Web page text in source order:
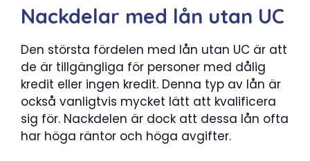
Nackdelar med lån utan UC
Den största fördelen med lån utan UC är att
de är tillgängliga för personer med dålig
kredit eller ingen kredit. Denna typ av lån är
också vanligtvis mycket lätt att kvalificera
sig för. Nackdelen är dock att dessa lån ofta
har höga räntor och höga avgifter.